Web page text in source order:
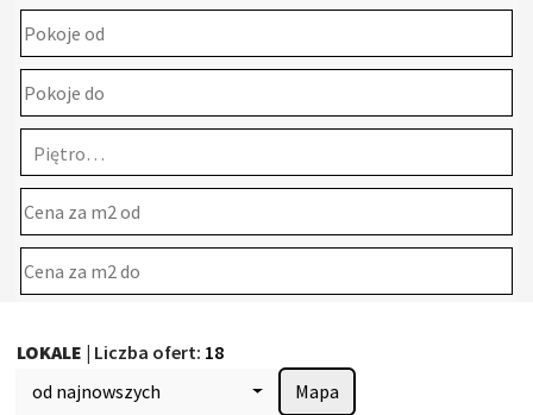
Piętro…
LOKALE | Liczba ofert: 18
od najnowszych
Mapa